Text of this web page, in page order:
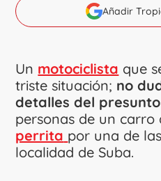
Añadir
Un motociclista que
triste situación; no
detalles del
personas de un carro
perrita por una de
localidad de Suba.